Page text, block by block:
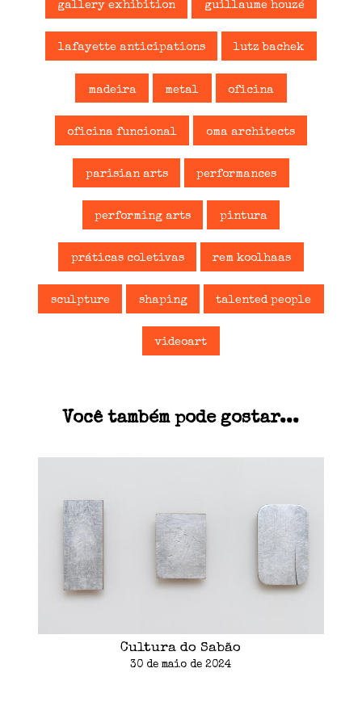
gallery exhibition guillaume houzé
lafayette anticipations lutz bachek
madeira metal oficina
oficina funcional oma architects
parisian arts performances
performing arts pintura
práticas coletivas rem koolhaas
sculpture shaping talented people
videoart
Você também pode gostar...
Cultura do Sabão
30 de maio de 2024